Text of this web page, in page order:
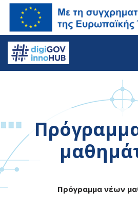
to
content
Πρόγραμμα νέων